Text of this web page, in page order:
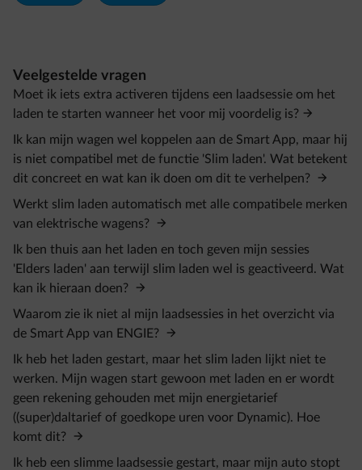
Veelgestelde vragen
Moet ik iets extra activeren tijdens een laadsessie om het
laden te starten wanneer het voor mij voordelig is?
Ik kan mijn wagen wel koppelen aan de Smart App, maar hij
is niet compatibel met de functie 'Slim laden'. Wat betekent
dit concreet en wat kan ik doen om dit te verhelpen?
Werkt slim laden automatisch met alle compatibele merken
van elektrische wagens?
Ik ben thuis aan het laden en toch geven mijn sessies
'Elders laden' aan terwijl slim laden wel is geactiveerd. Wat
kan ik hieraan doen?
Waarom zie ik niet al mijn laadsessies in het overzicht via
de Smart App van ENGIE?
Ik heb het laden gestart, maar het slim laden lijkt niet te
werken. Mijn wagen start gewoon met laden en er wordt
geen rekening gehouden met mijn energietarief
((super)daltarief of goedkope uren voor Dynamic). Hoe
komt dit?
Ik heb een slimme laadsessie gestart, maar mijn auto stopt